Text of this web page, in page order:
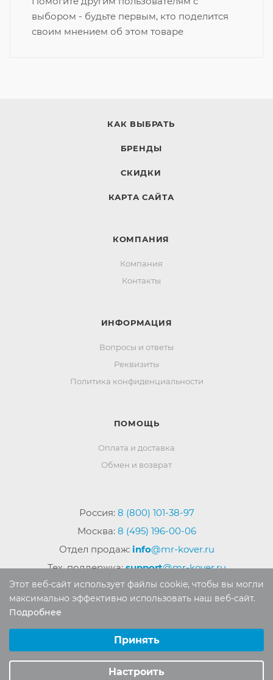
выбором - будьте первым, кто поделится
своим мнением об этом товаре
КАК ВЫБРАТЬ
БРЕНДЫ
СКИДКИ
КАРТА САЙТА
КОМПАНИЯ
Компания
Контакты
ИНФОРМАЦИЯ
Вопросы и ответы
Реквизиты
Политика конфиденциальности
ПОМОЩЬ
Оплата и доставка
Обмен и возврат
Россия: 8 (800) 101-38-97
Москва: 8 (495) 196-00-06
Отдел продаж: info@mr-kover.ru
Тех. поддержка:support@mr-kover.ru
материалов сайта без письменного разрешения
запрещено.
Этот веб-сайт использует файлы cookie, чтобы вы могли
максимально эффективно использовать наш веб-сайт.
Подробнее
Аналитические/Функциональные
Принять
Настроить